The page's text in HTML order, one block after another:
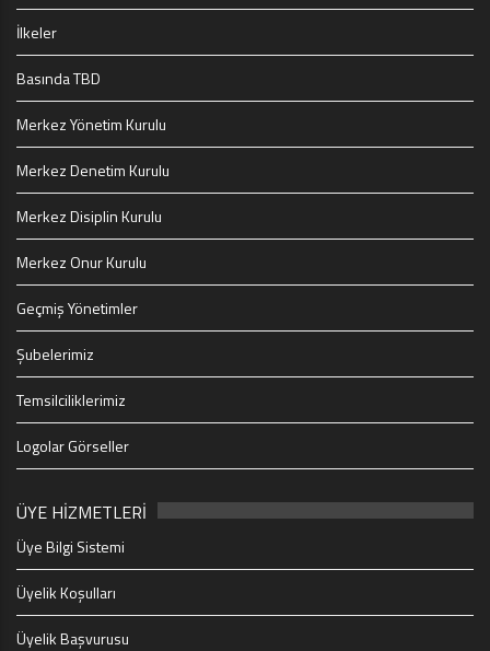
İlkeler
Basında TBD
Merkez Yönetim Kurulu
Merkez Denetim Kurulu
Merkez Disiplin Kurulu
Merkez Onur Kurulu
Geçmiş Yönetimler
Şubelerimiz
Temsilciliklerimiz
Logolar Görseller
ÜYE HİZMETLERİ
Üye Bilgi Sistemi
Üyelik Koşulları
Üyelik Başvurusu